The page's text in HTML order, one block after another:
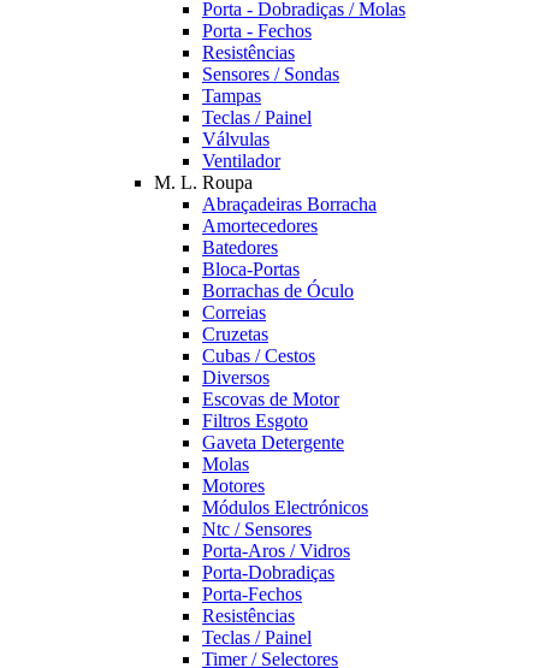
Porta - Dobradiças / Molas
Porta - Fechos
Resistências
Sensores / Sondas
Tampas
Teclas / Painel
Válvulas
Ventilador
M. L. Roupa
Abraçadeiras Borracha
Amortecedores
Batedores
Bloca-Portas
Borrachas de Óculo
Correias
Cruzetas
Cubas / Cestos
Diversos
Escovas de Motor
Filtros Esgoto
Gaveta Detergente
Molas
Motores
Módulos Electrónicos
Ntc / Sensores
Porta-Aros / Vidros
Porta-Dobradiças
Porta-Fechos
Resistências
Teclas / Painel
Timer / Selectores